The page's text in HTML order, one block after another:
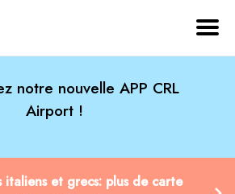
notre nouvelle APP CRL
Airport !
italiens et grecs: plus de carte